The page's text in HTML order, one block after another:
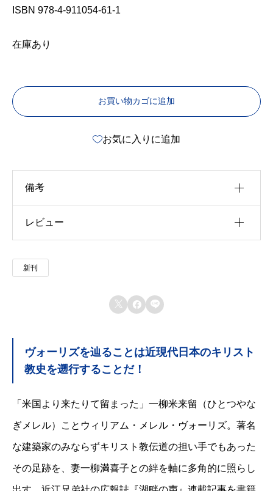
ISBN 978-4-911054-61-1
在庫あり
お買い物カゴに追加
お気に入りに追加
備考
u30b5u30a4u30ba
u51fau7248u793e
u642du8f09u6b4cu96c6
u7de8u8a33
u8457u8005
レビュー
以前にこの商品を購入したことのあるログイン済
みのユーザーのみレビューを残すことができま
新刊
  
ヴォーリズを辿ることは近現代日本のキリスト
教史を遡行することだ！
「米国より来たりて留まった」一柳米来留（ひとつやな
ぎメレル）ことウィリアム・メレル・ヴォーリズ。著名
な建築家のみならずキリスト教伝道の担い手でもあった
その足跡を、妻一柳満喜子との絆を軸に多角的に照らし